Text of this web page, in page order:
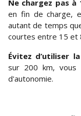
Ne chargez pas à
en fin de charge,
autant de temps
courtes entre 15 et
Évitez d’utiliser
sur 200 km, vous
d'autonomie.